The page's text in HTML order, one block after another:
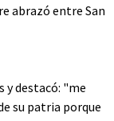
abrazó entre San
y destacó: "me
su patria porque